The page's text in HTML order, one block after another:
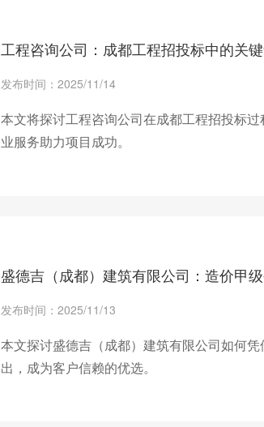
工程咨询公司：成都工程招投标中的关
发布时间：2025/11/14
本文将探讨工程咨询公司在成都工程招投标
业服务助力项目成功。
盛德吉（成都）建筑有限公司：造价甲
发布时间：2025/11/13
本文探讨盛德吉（成都）建筑有限公司如何
出，成为客户信赖的优选。